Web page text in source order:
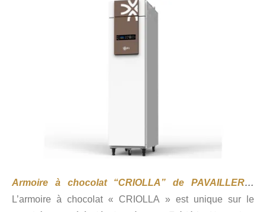
Armoire à chocolat “CRIOLLA” de PAVAILLER…
L’armoire à chocolat « CRIOLLA » est unique sur le